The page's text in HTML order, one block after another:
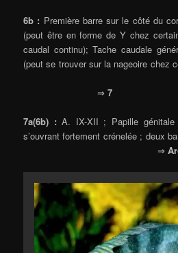
6b : Première barre sur le côté du
(peut être en forme de Y chez
caudal continu); Tache caudale
(peut se trouver sur la nageoire
⇒ 7
7a(6b) : A. IX-XII ; Papille
s’ouvrant fortement crénelée ;
⇒